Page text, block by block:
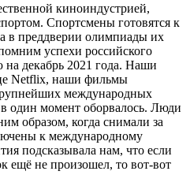
киноиндустрией,
Спортсмены готовятся к
в преддверии олимпиады их
успехи российского
на декабрь 2021 года. Наши
Netflix, наши фильмы
международных
один момент оборвалось. Люди
образом, когда снимали за
к международному
подсказывала нам, что если
ещё не произошел, то вот-вот